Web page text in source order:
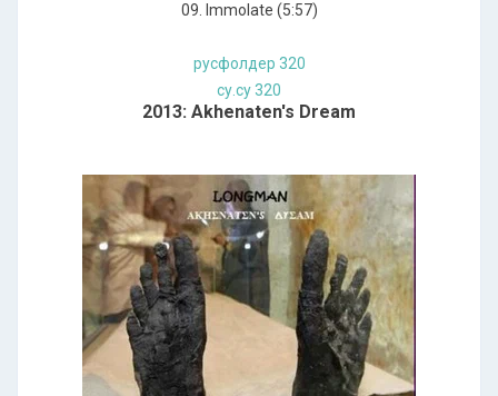
09. Immolate (5:57)
русфолдер 320
су.су 320
2013: Akhenaten's Dream